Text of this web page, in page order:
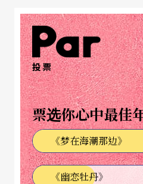
投票
票选你心中最佳
《梦在海潮那边》
《幽恋牡丹》